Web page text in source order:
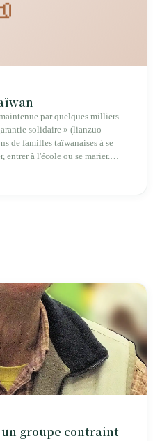
par quelques milliers
solidaire » (lianzuo
de familles taïwanaises à se
entrer à l'école ou se marier.
sheng, Bo Yang : quatre noms,
groupe contraint